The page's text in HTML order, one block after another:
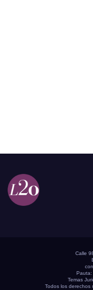
Calle
Pauta:
Temas
Todos los derechos